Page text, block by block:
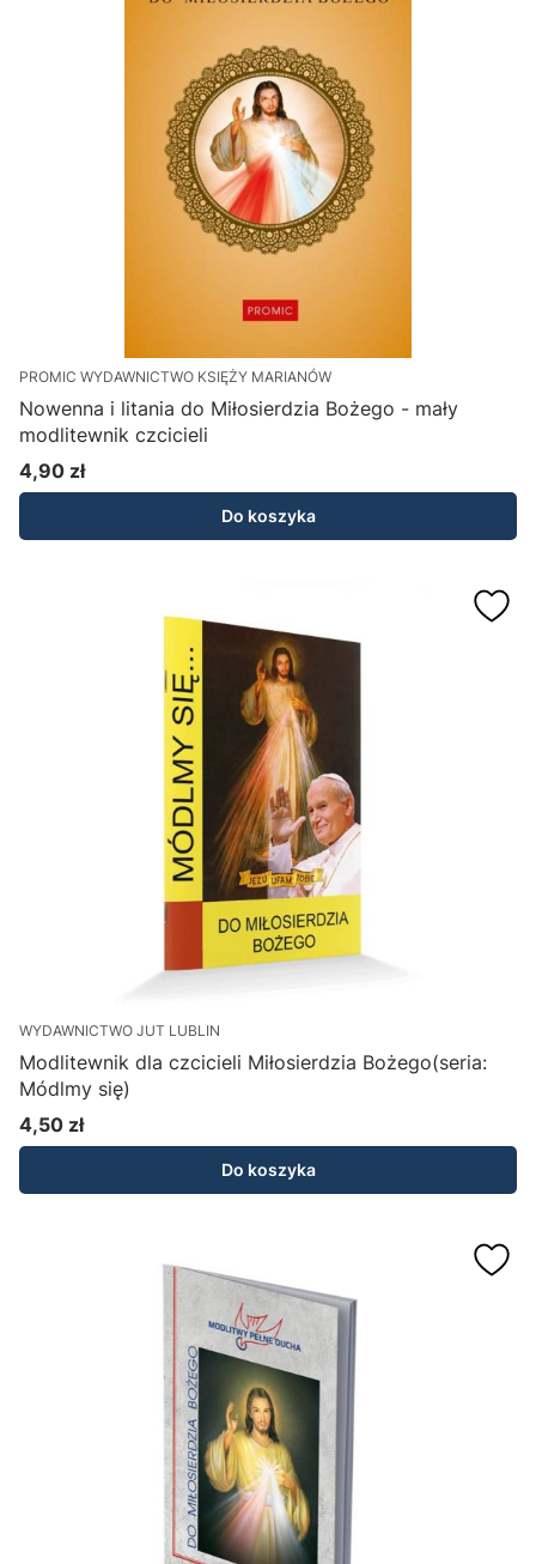
PROMIC WYDAWNICTWO KSIĘŻY MARIANÓW
Nowenna i litania do Miłosierdzia Bożego - mały
modlitewnik czcicieli
Cena
4,90 zł
Do koszyka
WYDAWNICTWO JUT LUBLIN
Modlitewnik dla czcicieli Miłosierdzia Bożego(seria:
Módlmy się)
Cena
4,50 zł
Do koszyka